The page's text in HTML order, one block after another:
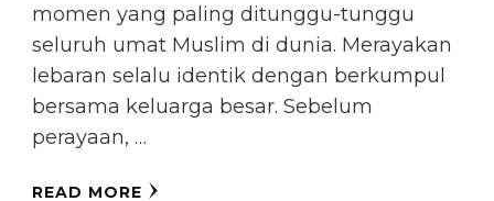
momen yang paling ditunggu-tunggu
seluruh umat Muslim di dunia. Merayakan
lebaran selalu identik dengan berkumpul
bersama keluarga besar. Sebelum
perayaan, …
READ MORE